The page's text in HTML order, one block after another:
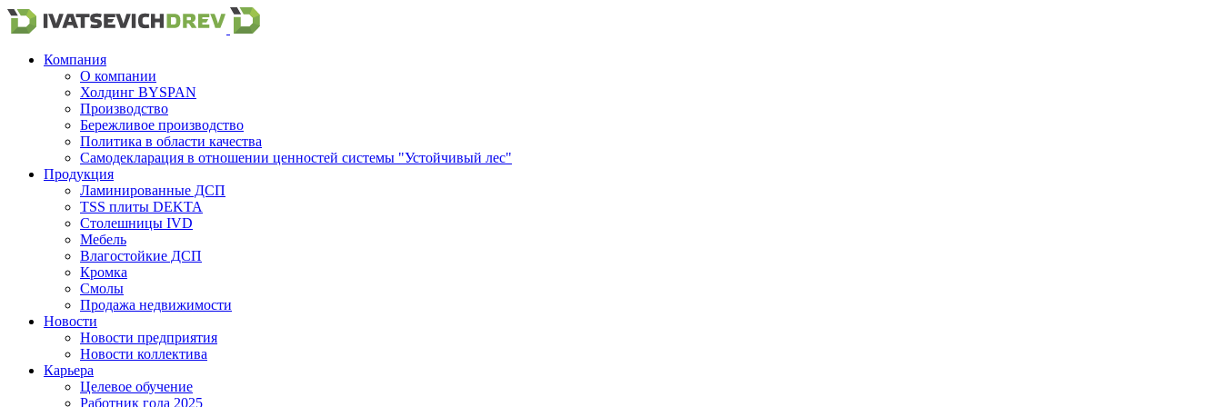
Компания
О компании
Холдинг BYSPAN
Производство
Бережливое производство
Политика в области качества
Самодекларация в отношении ценностей системы "Устойчивый лес"
Продукция
Ламинированные ДСП
TSS плиты DEKTA
Столешницы IVD
Мебель
Влагостойкие ДСП
Кромка
Смолы
Продажа недвижимости
Новости
Новости предприятия
Новости коллектива
Карьера
Целевое обучение
Работник года 2025